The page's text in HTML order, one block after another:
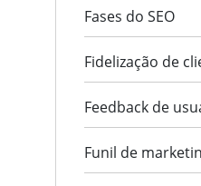
Fases do SEO
Fidelização de
Feedback de
Funil de